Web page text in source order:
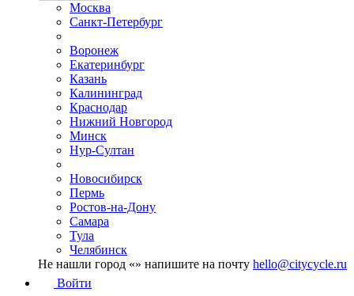
Москва
Санкт-Петербург
Воронеж
Екатеринбург
Казань
Калининград
Краснодар
Нижний Новгород
Минск
Нур-Султан
Новосибирск
Пермь
Ростов-на-Дону
Самара
Тула
Челябинск
Не нашли город «» напишите на почту hello@citycycle.ru
Войти